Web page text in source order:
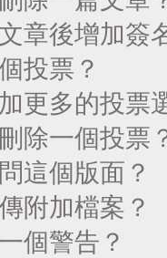
章後增加簽
投票？
更多的投票
除一個投票
這個版面？
附加檔案？
個警告？